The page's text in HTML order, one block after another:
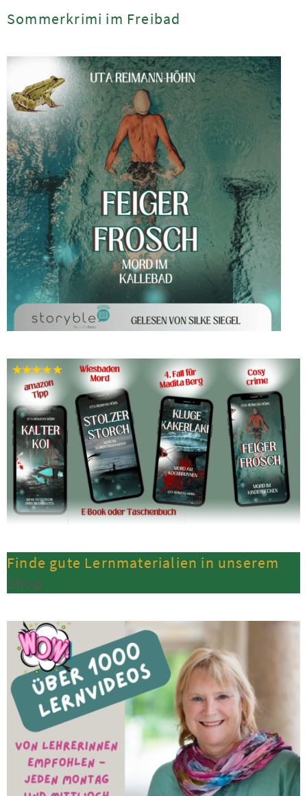
Sommerkrimi im Freibad
Finde gute Lernmaterialien in unserem
Shop